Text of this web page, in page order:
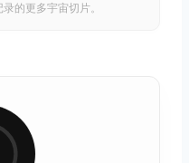
的更多宇宙切片。